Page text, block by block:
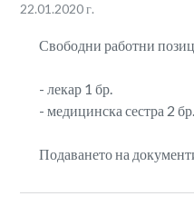
22.01.2020 г.
Свободни работни
- лекар 1 бр.
- медицинска сестра 2 бр.
Подаването на